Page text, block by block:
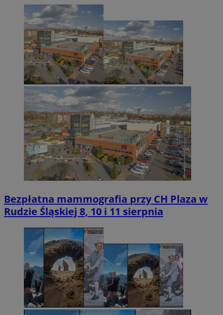
Bezpłatna mammografia przy CH Plaza w
Rudzie Śląskiej 8, 10 i 11 sierpnia